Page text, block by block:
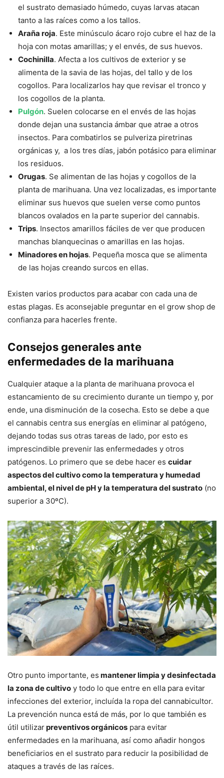
el sustrato demasiado húmedo, cuyas larvas atacan
tanto a las raíces como a los tallos.
Araña roja. Este minúsculo ácaro rojo cubre el haz de la
hoja con motas amarillas; y el envés, de sus huevos.
Cochinilla. Afecta a los cultivos de exterior y se
alimenta de la savia de las hojas, del tallo y de los
cogollos. Para localizarlos hay que revisar el tronco y
los cogollos de la planta.
Pulgón. Suelen colocarse en el envés de las hojas
donde dejan una sustancia ámbar que atrae a otros
insectos. Para combatirlos se pulveriza piretrinas
orgánicas y, a los tres días, jabón potásico para eliminar
los residuos.
Orugas. Se alimentan de las hojas y cogollos de la
planta de marihuana. Una vez localizadas, es importante
eliminar sus huevos que suelen verse como puntos
blancos ovalados en la parte superior del cannabis.
Trips. Insectos amarillos fáciles de ver que producen
manchas blanquecinas o amarillas en las hojas.
Minadores en hojas. Pequeña mosca que se alimenta
de las hojas creando surcos en ellas.
Existen varios productos para acabar con cada una de
estas plagas. Es aconsejable preguntar en el grow shop de
confianza para hacerles frente.
Consejos generales ante
enfermedades de la marihuana
Cualquier ataque a la planta de marihuana provoca el
estancamiento de su crecimiento durante un tiempo y, por
ende, una disminución de la cosecha. Esto se debe a que
el cannabis centra sus energías en eliminar al patógeno,
dejando todas sus otras tareas de lado, por esto es
imprescindible prevenir las enfermedades y otros
patógenos. Lo primero que se debe hacer es cuidar
aspectos del cultivo como la temperatura y humedad
ambiental, el nivel de pH y la temperatura del sustrato (no
superior a 30ºC).
Otro punto importante, es mantener limpia y desinfectada
la zona de cultivo y todo lo que entre en ella para evitar
infecciones del exterior, incluída la ropa del cannabicultor.
La prevención nunca está de más, por lo que también es
útil utilizarpreventivos orgánicos para evitar
enfermedades en la marihuana, así como añadir hongos
beneficiarios en el sustrato para reducir la posibilidad de
ataques a través de las raíces.